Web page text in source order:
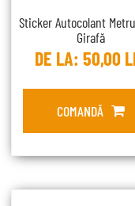
Sticker Autocolant
Girafă
DE LA:50,00
COMANDĂ